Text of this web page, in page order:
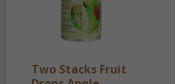
Two Stacks Fruit